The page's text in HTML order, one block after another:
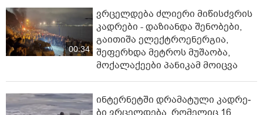
00:34
ვრცელდება ძლიერი მიწისძვრის
კადრები - დაზიანდა შენობები,
გაითიშა ელექტროენერგია,
შეფერხდა მეტროს მუშაობა,
მოქალაქეები პანიკამ მოიცვა
ინ­ტერ­ნეტ­ში დრა­მა­ტუ­ლი კად­რე­